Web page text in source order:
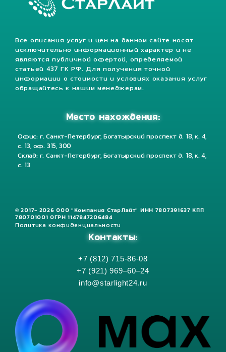
Все описания услуг и цен на данном сайте носят
исключительно информационный характер и не
являются публичной офертой, определяемой
статьей 437 ГК РФ. Для получения точной
информации о стоимости и условиях оказания услуг
обращайтесь к нашим менеджерам.
Место нахождения:
Офис: г. Санкт-Петербург, Богатырский проспект д. 18, к. 4,
с. 13, оф. 315, 300
Склад: г. Санкт-Петербург, Богатырский проспект д. 18, к. 4,
с. 13
© 2017- 2026 ООО "Компания СтарЛайт" ИНН 7807391637 КПП
780701001 ОГРН 1147847206484
Политика конфиденциальности
Контакты:
+7 (812) 715-86-08
+7 (921) 969–60–24
info@starlight24.ru